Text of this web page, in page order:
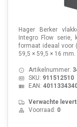
Hager Berker
Integro Flow
formaat ideaal voor
59,5 × 59,5 × 16 mm.
Artikelnummer:
SKU: 911512510
EAN:
Verwachte
Voorraad: 0